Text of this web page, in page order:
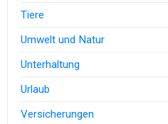
Tiere
Umwelt und Natur
Unterhaltung
Urlaub
Versicherungen